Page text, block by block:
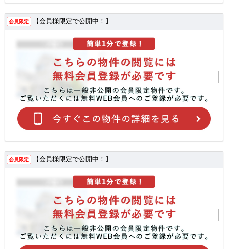
会員限定 【会員様限定で公開中！】
会員限定 【会員様限定で公開中！】